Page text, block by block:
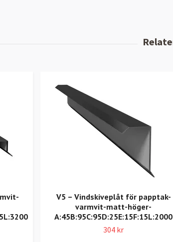
V5 – Vindskiveplåt för papptak-
varmvit-matt-höger-
A:45B:95C:95D:25E:15F:15L:2000
304 kr